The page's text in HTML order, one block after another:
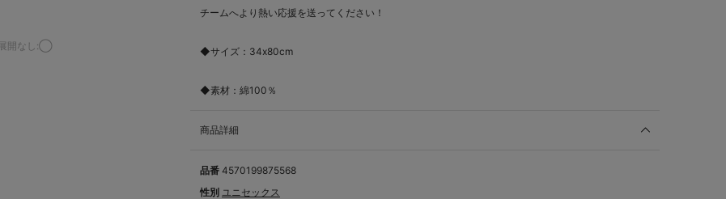
開なし:◯
チームへより熱い応援を送ってください！
◆サイズ：34x80cm
◆素材：綿100％
商品詳細
品番 4570199875568
性別 ユニセックス